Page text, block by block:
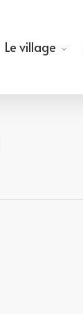
Le village